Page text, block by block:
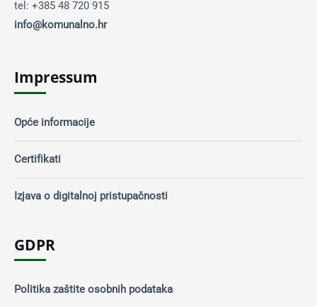
tel: +385 48 720 915
info@komunalno.hr
Impressum
Opće informacije
Certifikati
Izjava o digitalnoj pristupačnosti
GDPR
Politika zaštite osobnih podataka